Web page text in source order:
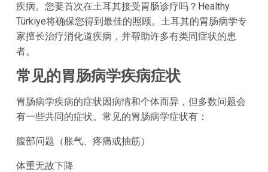
疾病。您要首次在土耳其接受胃肠诊疗吗？Healthy
Türkiye将确保您得到最佳的照顾。土耳其的胃肠病学专
家擅长治疗消化道疾病，并帮助许多有类同症状的患
者。
常见的胃肠病学疾病症状
胃肠病学疾病的症状因病情和个体而异，但多数问题会
有一些共同的症状。常见的胃肠病学症状有：
腹部问题（胀气、疼痛或抽筋）
体重无故下降